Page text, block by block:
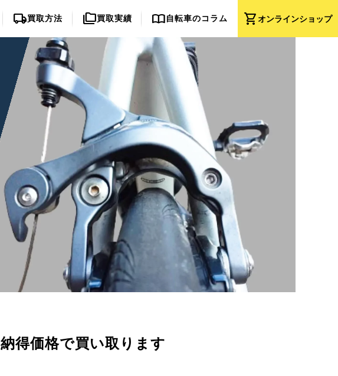
shopping_cartオンラインショップ
local_shipping買取方法 folder_copy買取実績 import_contacts自転車のコラム
納得価格で買い取ります